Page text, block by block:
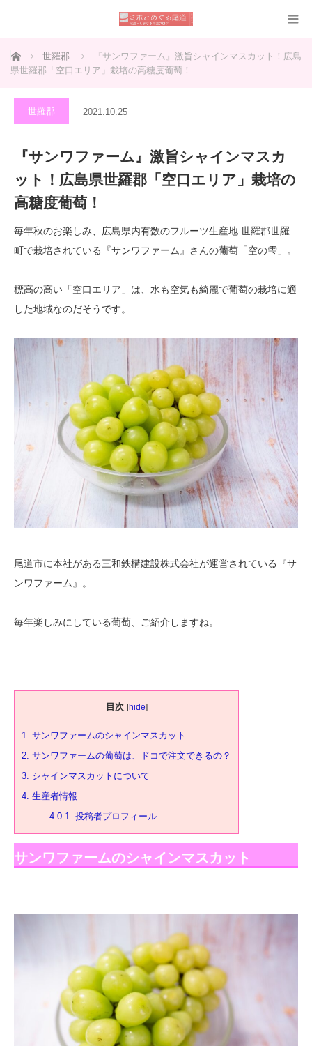
ホーム 世羅郡
『サンワファーム』激旨シャインマスカット！広島
県世羅郡「空口エリア」栽培の高糖度葡萄！
世羅郡 2021.10.25
『サンワファーム』激旨シャインマスカ
ット！広島県世羅郡「空口エリア」栽培の
高糖度葡萄！
毎年秋のお楽しみ、広島県内有数のフルーツ生産地 世羅郡世羅
町で栽培されている『サンワファーム』さんの葡萄「空の雫」。
標高の高い「空口エリア」は、水も空気も綺麗で葡萄の栽培に適
した地域なのだそうです。
尾道市に本社がある三和鉄構建設株式会社が運営されている『サ
ンワファーム』。
毎年楽しみにしている葡萄、ご紹介しますね。
目次 [hide]
1. サンワファームのシャインマスカット
2. サンワファームの葡萄は、ドコで注文できるの？
3. シャインマスカットについて
4. 生産者情報
4.0.1. 投稿者プロフィール
サンワファームのシャインマスカット